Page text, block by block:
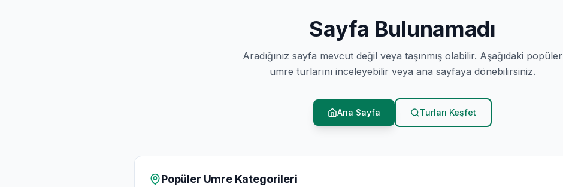
Sayfa Bulunamadı
Aradığınız sayfa mevcut değil veya taşınmış olabilir. Aşağıdaki popüler
umre turlarını inceleyebilir veya ana sayfaya dönebilirsiniz.
Ana Sayfa Turları Keşfet
Popüler Umre Kategorileri